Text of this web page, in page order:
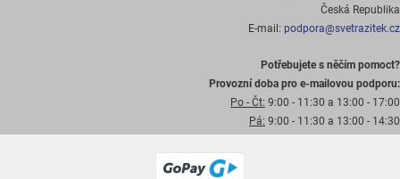
Česká Republika
E-mail: podpora@svetrazitek.cz
Potřebujete s něčím pomoct?
Provozní doba pro e-mailovou podporu:
Po - Čt: 9:00 - 11:30 a 13:00 - 17:00
Pá: 9:00 - 11:30 a 13:00 - 14:30